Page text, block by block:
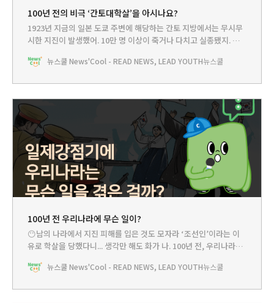
100년 전의 비극 ‘간토대학살’을 아시나요?
1923년 지금의 일본 도쿄 주변에 해당하는 간토 지방에서는 무시무
시한 지진이 발생했어. 10만 명 이상이 죽거나 다치고 실종됐지. 그
지진 피해가 아니라 일본인들의 무차별 폭력 속에 목숨을 잃었거든.
뉴스쿨 News'Cool - READ NEWS, LEAD YOUTH뉴스쿨
100년 전 우리나라에 무슨 일이?
😶남의 나라에서 지진 피해를 입은 것도 모자라 ‘조선인’이라는 이
유로 학살을 당했다니... 생각만 해도 화가 나. 100년 전, 우리나라는
유도 궁금해. 뉴쌤께 여쭤봐야겠어. 쿨리 : 쌤, 저는 간토대지진 이야
뉴스쿨 News'Cool - READ NEWS, LEAD YOUTH뉴스쿨